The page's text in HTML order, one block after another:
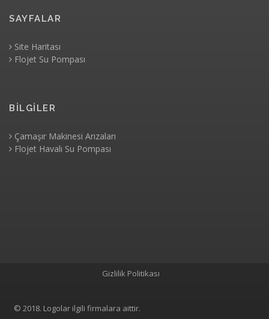
SAYFALAR
Site Haritası
Flojet Su Pompası
BİLGİLER
Çamaşır Makinesi Arızaları
Flojet Havalı Su Pompası
Gizlilik Politikası
© 2018. Logolar ilgili firmalara aittir.